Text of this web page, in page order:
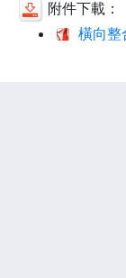
附件下載：
橫向整